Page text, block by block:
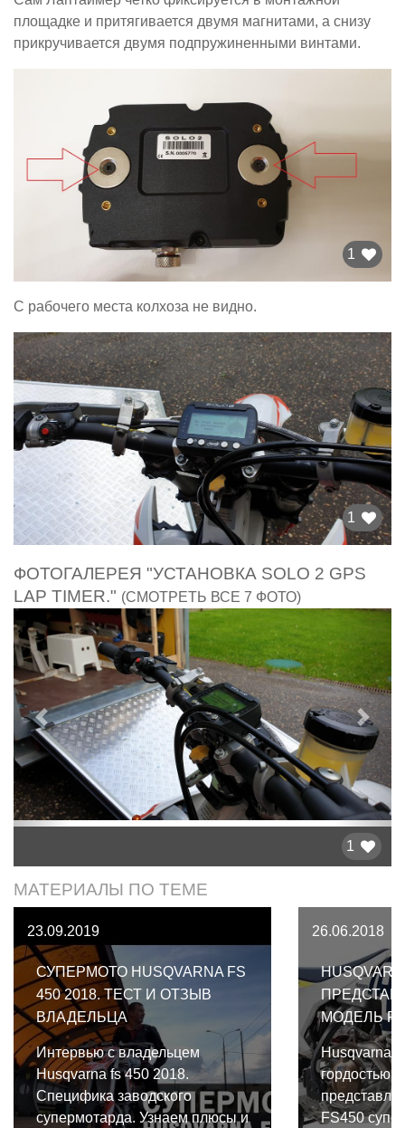
площадке и притягивается двумя магнитами, а снизу
прикручивается двумя подпружиненными винтами.
1
С рабочего места колхоза не видно.
1
ФОТОГАЛЕРЕЯ "УСТАНОВКА SOLO 2 GPS
LAP TIMER." (СМОТРЕТЬ ВСЕ 7 ФОТО)
Предыдущий
1
МАТЕРИАЛЫ ПО ТЕМЕ
23.09.2019
СУПЕРМОТО HUSQVARNA FS
450 2018. ТЕСТ И ОТЗЫВ
ВЛАДЕЛЬЦА
Интервью с владельцем
Husqvarna fs 450 2018.
Специфика заводского
супермотарда. Узнаем плюсы и
26.06.2018
МОДЕЛЬ
Husqvarna
гордостью
FS450